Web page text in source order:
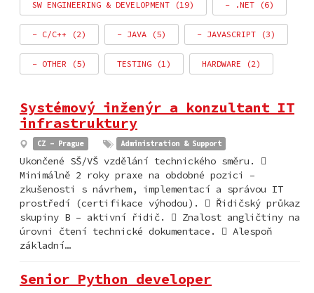
SW ENGINEERING & DEVELOPMENT (19) - .NET (6)
- C/C++ (2) - JAVA (5) - JAVASCRIPT (3)
- OTHER (5) TESTING (1) HARDWARE (2)
Systémový inženýr a konzultant IT
infrastruktury
CZ - Prague Administration & Support
Ukončené SŠ/VŠ vzdělání technického směru. 
Minimálně 2 roky praxe na obdobné pozici –
zkušenosti s návrhem, implementací a správou IT
prostředí (certifikace výhodou).  Řidičský průkaz
skupiny B – aktivní řidič.  Znalost angličtiny na
úrovni čtení technické dokumentace.  Alespoň
základní…
Senior Python developer